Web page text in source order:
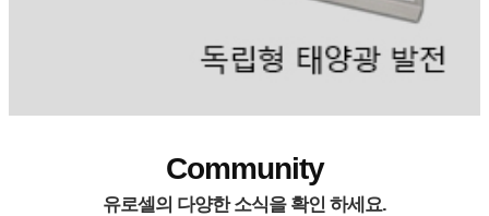
Community
유로셀의 다양한 소식을 확인 하세요.